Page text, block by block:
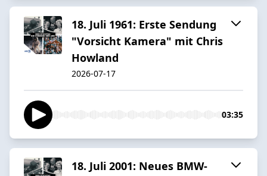
18. Juli 1961: Erste Sendung
"Vorsicht Kamera" mit Chris
Howland
2026-07-17
03:35
18. Juli 2001: Neues BMW-